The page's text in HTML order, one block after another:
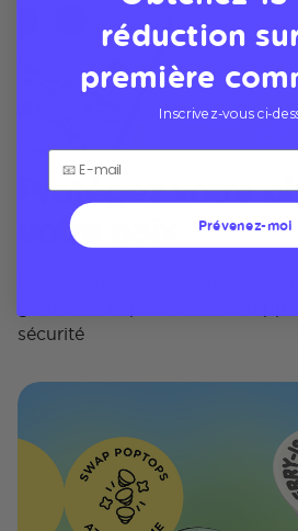
Protégez votre
votre paix
sécurité
réduction
première
Inscrivez-vous ci-
Prévenez-moi